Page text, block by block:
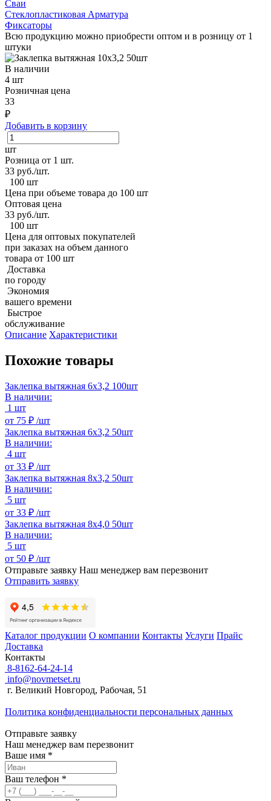
Сваи
Стеклопластиковая Арматура
Фиксаторы
Всю продукцию можно приобрести оптом и в розницу от 1
штуки
В наличии
4 шт
Розничная цена
33
₽
Добавить в корзину
шт
Розница от 1 шт.
33 руб./шт.
100 шт
Цена при объеме товара до 100 шт
Оптовая цена
33 руб./шт.
100 шт
Цена для оптовых покупателей
при заказах на объем данного
товара от 100 шт
Доставка
по городу
Экономия
вашего времени
Быстрое
обслуживание
Описание Характеристики
Похожие товары
Заклепка вытяжная 6х3,2 100шт
В наличии:
1 шт
от 75 ₽ /шт
Заклепка вытяжная 6х3,2 50шт
В наличии:
4 шт
от 33 ₽ /шт
Заклепка вытяжная 8х3,2 50шт
В наличии:
5 шт
от 33 ₽ /шт
Заклепка вытяжная 8х4,0 50шт
В наличии:
5 шт
от 50 ₽ /шт
Отправьте заявку Наш менеджер вам перезвонит
Отправить заявку
Каталог продукции О компании Контакты Услуги Прайс
Доставка
Контакты
8-8162-64-24-14
info@novmetset.ru
г. Великий Новгород, Рабочая, 51
Политика конфиденциальности персональных данных
Отправьте заявку
Наш менеджер вам перезвонит
Ваше имя *
Ваш телефон *